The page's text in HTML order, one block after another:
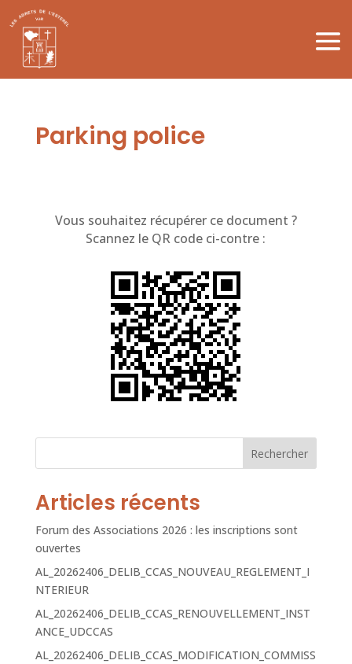
Parking police
Vous souhaitez récupérer ce document ?
Scannez le QR code ci-contre :
Rechercher
Articles récents
Forum des Associations 2026 : les inscriptions sont
ouvertes
AL_20262406_DELIB_CCAS_NOUVEAU_REGLEMENT_I
NTERIEUR
AL_20262406_DELIB_CCAS_RENOUVELLEMENT_INST
ANCE_UDCCAS
AL_20262406_DELIB_CCAS_MODIFICATION_COMMISS